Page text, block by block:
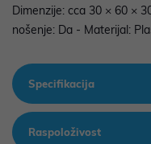
Dimenzije: cca 30 × 60 ×
nošenje: Da - Materijal:
Specifikacija
Raspoloživost